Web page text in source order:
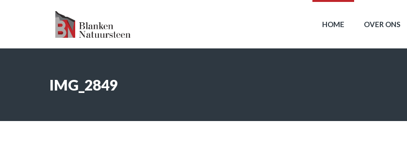
HOME OVER ONS
IMG_2849